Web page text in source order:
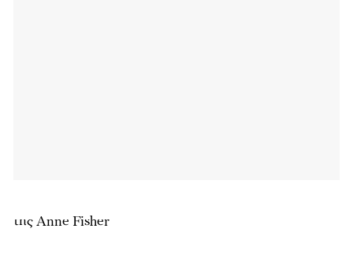
τηςAnne Fisher